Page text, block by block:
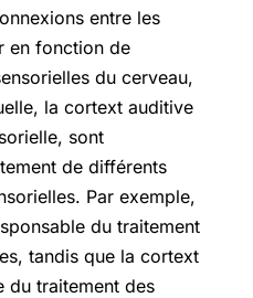
entre les
en fonction de
du cerveau,
la cortext auditive
sont
de différents
Par exemple,
du traitement
tandis que la cortext
du traitement des